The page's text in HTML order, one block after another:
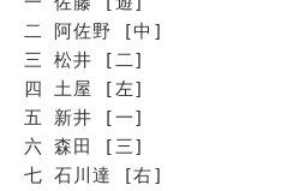
二 阿佐野 [中]
三 松井 [二]
四 土屋 [左]
五 新井 [一]
六 森田 [三]
七 石川達 [右]